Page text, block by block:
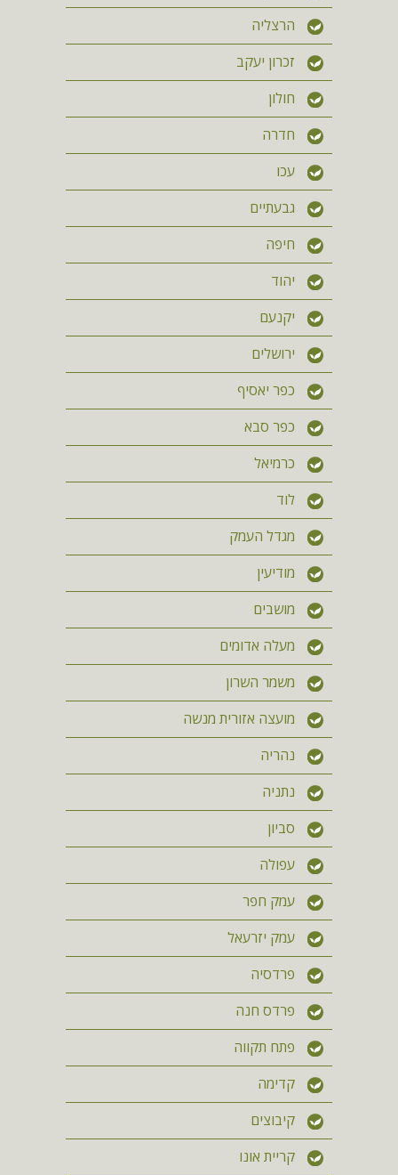
הרצליה
זכרון יעקב
חולון
חדרה
עכו
גבעתיים
חיפה
יהוד
יקנעם
ירושלים
כפר יאסיף
כפר סבא
כרמיאל
לוד
מגדל העמק
מודיעין
מושבים
מעלה אדומים
משמר השרון
מועצה אזורית מנשה
נהריה
נתניה
סביון
עפולה
עמק חפר
עמק יזרעאל
פרדסיה
פרדס חנה
פתח תקווה
קדימה
קיבוצים
קריית אונו